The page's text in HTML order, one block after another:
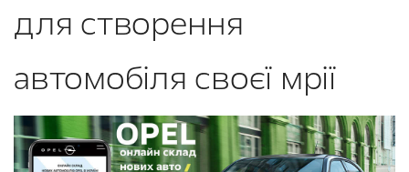
для створення
автомобіля своєї мрії